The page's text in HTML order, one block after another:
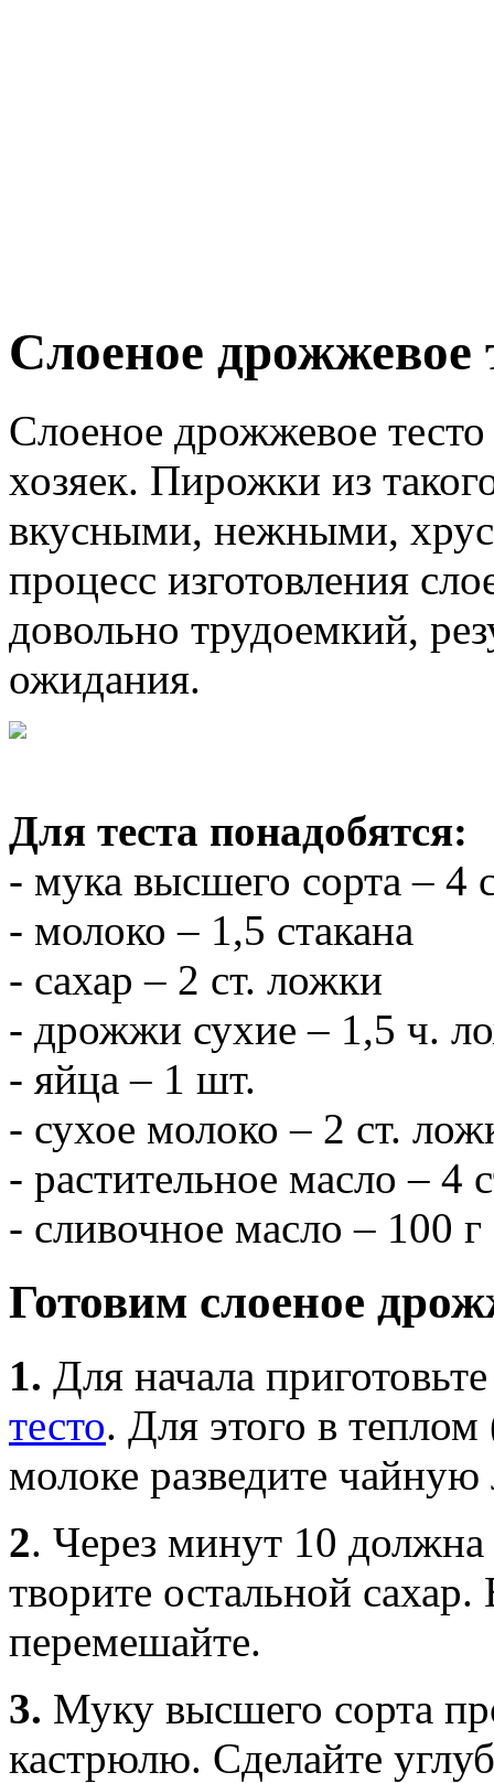
Слоеное дрожжевое
Слоеное дрожжевое
хозяек. Пирожки из
вкусными, нежными,
процесс изготовления
довольно трудоемкий,
ожидания.
Для теста понадобятся:
- мука высшего сорта – 4
- молоко – 1,5 стакана
- сахар – 2 ст. ложки
- дрожжи сухие – 1,5 ч.
- яйца – 1 шт.
- сухое молоко – 2 ст.
- растительное масло – 4
- сливочное масло – 100 г
Готовим слоеное
1. Для начала
тесто. Для этого в
молоке разведите
2. Через минут 10 должна
творите остальной
перемешайте.
3. Муку высшего сорта
кастрюлю. Сделайте